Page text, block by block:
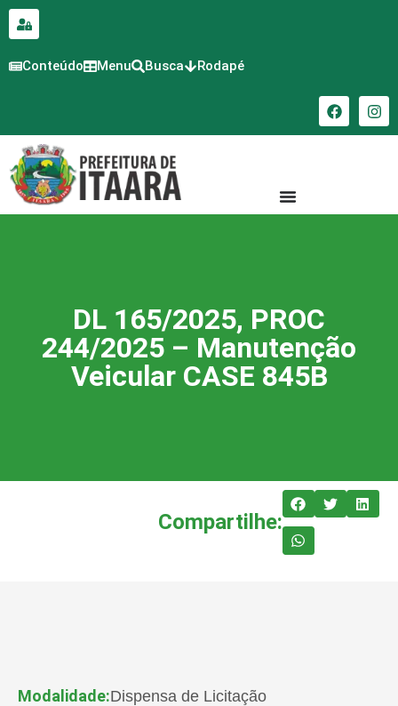
conteúdo
Conteúdo Menu Busca Rodapé
DL 165/2025, PROC
244/2025 – Manutenção
Veicular CASE 845B
Compartilhe:
Modalidade:Dispensa de Licitação